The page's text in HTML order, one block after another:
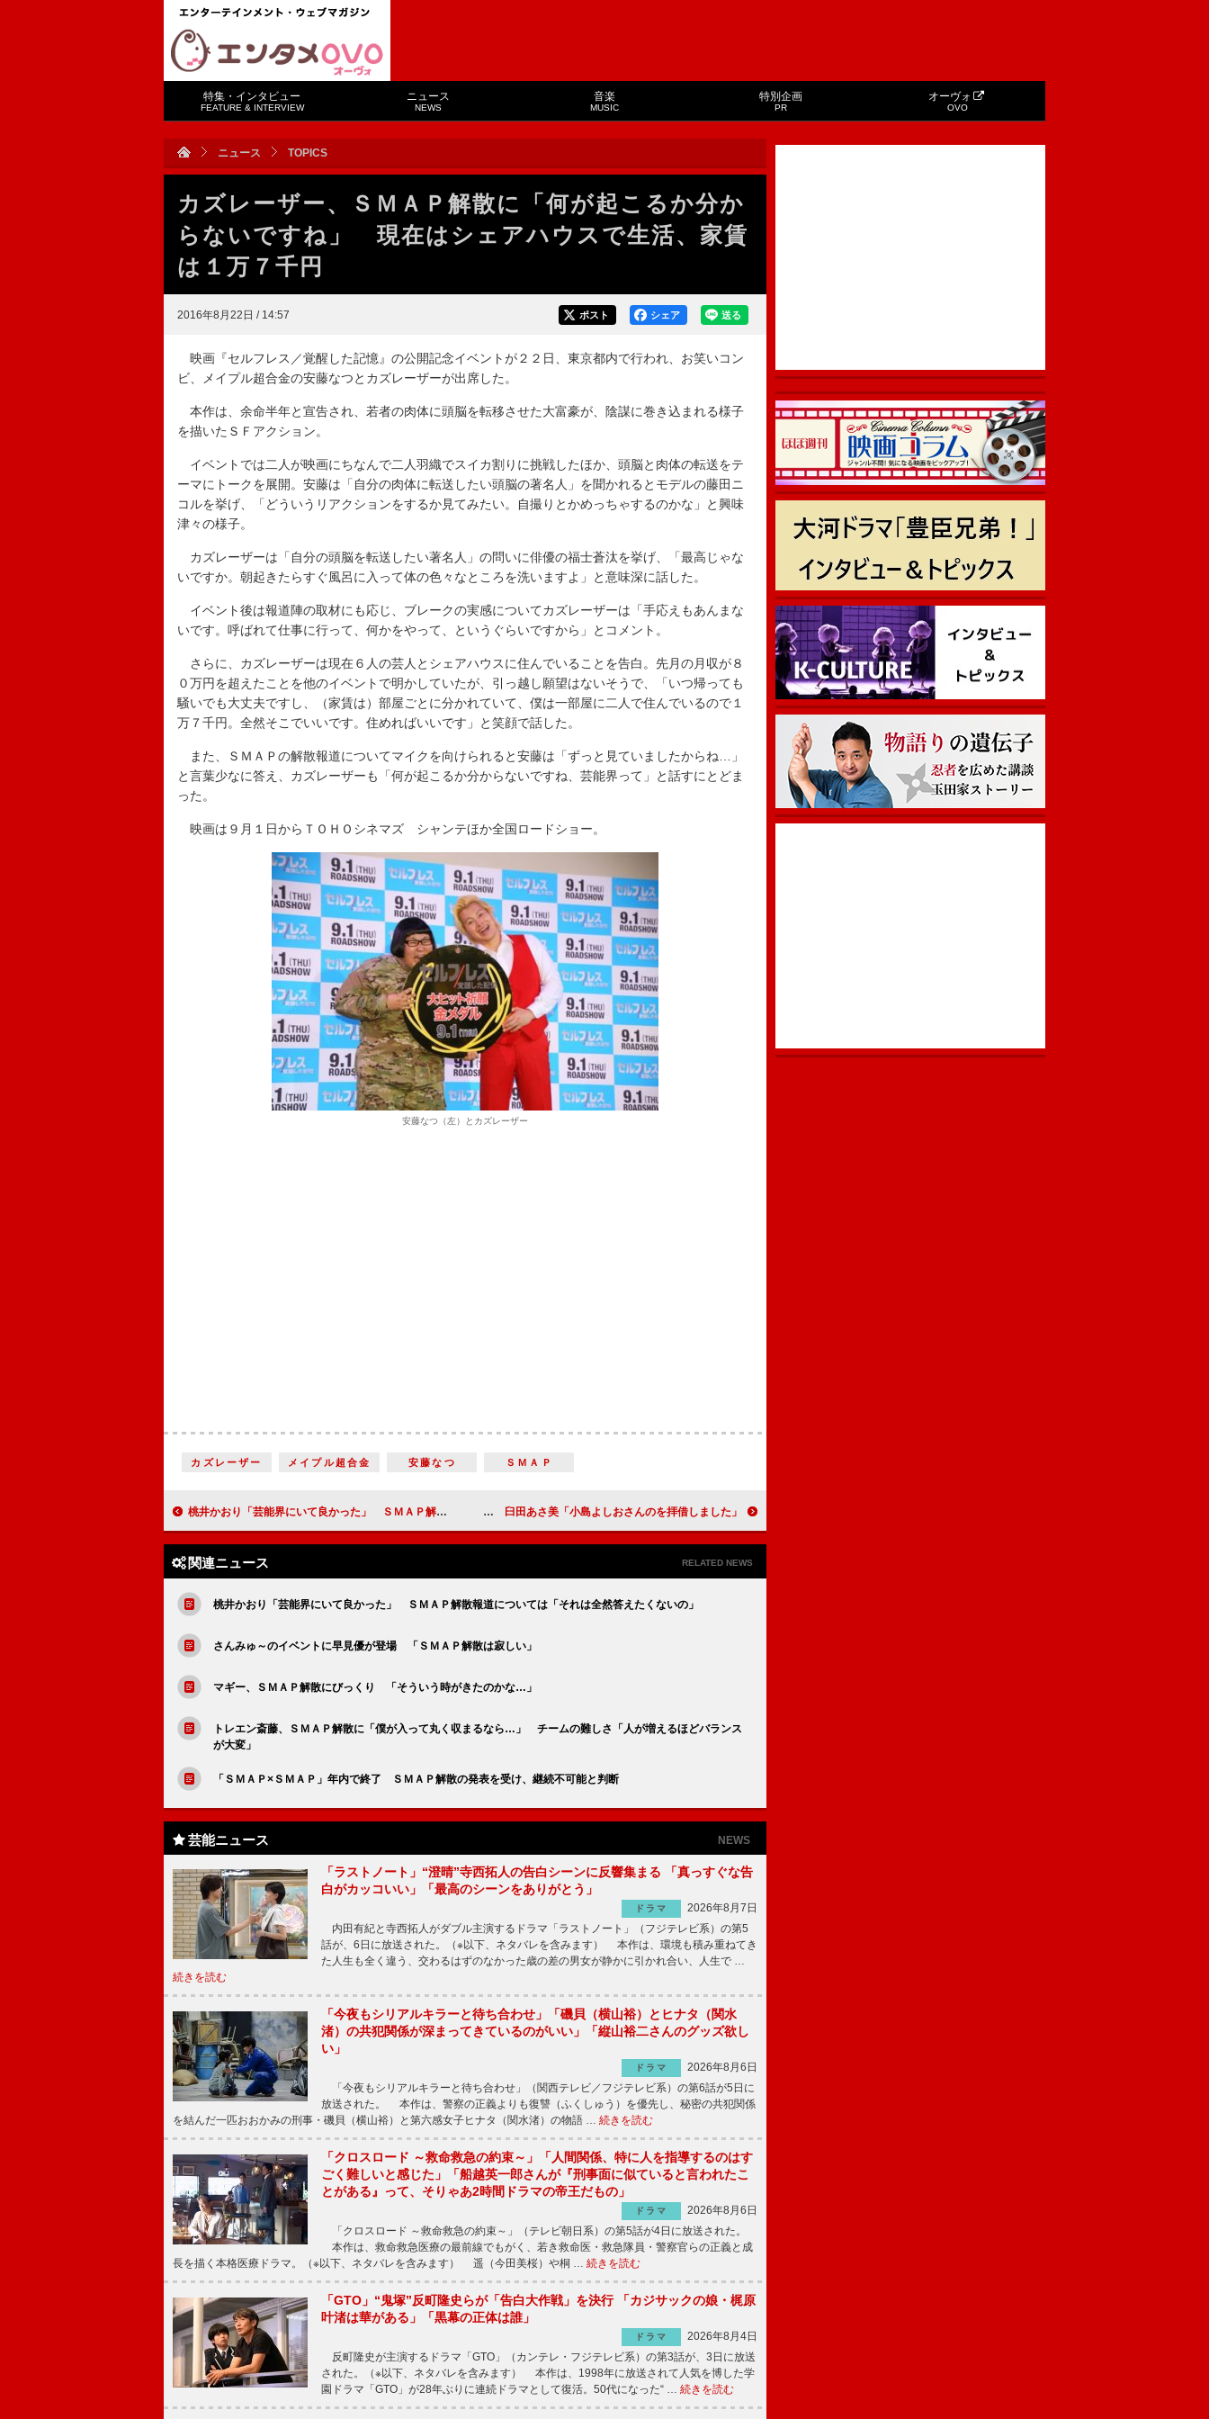
特集・インタビュー
FEATURE & INTERVIEW
ニュース
NEWS
音楽
MUSIC
特別企画
PR
オーヴォ
OVO
ニュース TOPICS
カズレーザー、ＳＭＡＰ解散に「何が起こるか分か
らないですね」 現在はシェアハウスで生活、家賃
は１万７千円
2016年8月22日 / 14:57 送る
シェア
ポスト
映画『セルフレス／覚醒した記憶』の公開記念イベントが２２日、東京都内で行われ、お笑いコン
ビ、メイプル超合金の安藤なつとカズレーザーが出席した。
本作は、余命半年と宣告され、若者の肉体に頭脳を転移させた大富豪が、陰謀に巻き込まれる様子
を描いたＳＦアクション。
イベントでは二人が映画にちなんで二人羽織でスイカ割りに挑戦したほか、頭脳と肉体の転送をテ
ーマにトークを展開。安藤は「自分の肉体に転送したい頭脳の著名人」を聞かれるとモデルの藤田ニ
コルを挙げ、「どういうリアクションをするか見てみたい。自撮りとかめっちゃするのかな」と興味
津々の様子。
カズレーザーは「自分の頭脳を転送したい著名人」の問いに俳優の福士蒼汰を挙げ、「最高じゃな
いですか。朝起きたらすぐ風呂に入って体の色々なところを洗いますよ」と意味深に話した。
イベント後は報道陣の取材にも応じ、ブレークの実感についてカズレーザーは「手応えもあんまな
いです。呼ばれて仕事に行って、何かをやって、というぐらいですから」とコメント。
さらに、カズレーザーは現在６人の芸人とシェアハウスに住んでいることを告白。先月の月収が８
０万円を超えたことを他のイベントで明かしていたが、引っ越し願望はないそうで、「いつ帰っても
騒いでも大丈夫ですし、（家賃は）部屋ごとに分かれていて、僕は一部屋に二人で住んでいるので１
万７千円。全然そこでいいです。住めればいいです」と笑顔で話した。
また、ＳＭＡＰの解散報道についてマイクを向けられると安藤は「ずっと見ていましたからね…」
と言葉少なに答え、カズレーザーも「何が起こるか分からないですね、芸能界って」と話すにとどま
った。
映画は９月１日からＴＯＨＯシネマズ シャンテほか全国ロードショー。
安藤なつ（左）とカズレーザー
カズレーザー メイプル超合金 安藤なつ ＳＭＡＰ
桃井かおり「芸能界にいて良かった」 ＳＭＡＰ解散報道については「それは全然答えたくないの」 安藤サクラ「めいっ子との関係が変わった」 臼田あさ美「小島よしおさんのを拝借しました」
関連ニュース RELATED NEWS
桃井かおり「芸能界にいて良かった」 ＳＭＡＰ解散報道については「それは全然答えたくないの」
さんみゅ～のイベントに早見優が登場 「ＳＭＡＰ解散は寂しい」
マギー、ＳＭＡＰ解散にびっくり 「そういう時がきたのかな…」
トレエン斎藤、ＳＭＡＰ解散に「僕が入って丸く収まるなら…」 チームの難しさ「人が増えるほどバランス
が大変」
「ＳＭＡＰ×ＳＭＡＰ」年内で終了 ＳＭＡＰ解散の発表を受け、継続不可能と判断
芸能ニュース NEWS
「ラストノート」“澄晴”寺西拓人の告白シーンに反響集まる 「真っすぐな告
白がカッコいい」「最高のシーンをありがとう」
ドラマ
2026年8月7日
内田有紀と寺西拓人がダブル主演するドラマ「ラストノート」（フジテレビ系）の第5
話が、6日に放送された。（※以下、ネタバレを含みます） 本作は、環境も積み重ねてき
た人生も全く違う、交わるはずのなかった歳の差の男女が静かに引かれ合い、人生で …
続きを読む
「今夜もシリアルキラーと待ち合わせ」「磯貝（横山裕）とヒナタ（関水
渚）の共犯関係が深まってきているのがいい」「縦山裕二さんのグッズ欲し
い」
ドラマ
2026年8月6日
「今夜もシリアルキラーと待ち合わせ」（関西テレビ／フジテレビ系）の第6話が5日に
放送された。 本作は、警察の正義よりも復讐（ふくしゅう）を優先し、秘密の共犯関係
を結んだ一匹おおかみの刑事・磯貝（横山裕）と第六感女子ヒナタ（関水渚）の物語 … 続きを読む
「クロスロード ～救命救急の約束～」「人間関係、特に人を指導するのはす
ごく難しいと感じた」「船越英一郎さんが『刑事面に似ていると言われたこ
とがある』って、そりゃあ2時間ドラマの帝王だもの」
ドラマ
2026年8月6日
「クロスロード ～救命救急の約束～」（テレビ朝日系）の第5話が4日に放送された。
本作は、救命救急医療の最前線でもがく、若き救命医・救急隊員・警察官らの正義と成
長を描く本格医療ドラマ。（※以下、ネタバレを含みます） 遥（今田美桜）や桐 … 続きを読む
「GTO」“鬼塚”反町隆史らが「告白大作戦」を決行 「カジサックの娘・梶原
叶渚は華がある」「黒幕の正体は誰」
ドラマ
2026年8月4日
反町隆史が主演するドラマ「GTO」（カンテレ・フジテレビ系）の第3話が、3日に放送
された。（※以下、ネタバレを含みます） 本作は、1998年に放送されて人気を博した学
園ドラマ「GTO」が28年ぶりに連続ドラマとして復活。50代になった“ … 続きを読む